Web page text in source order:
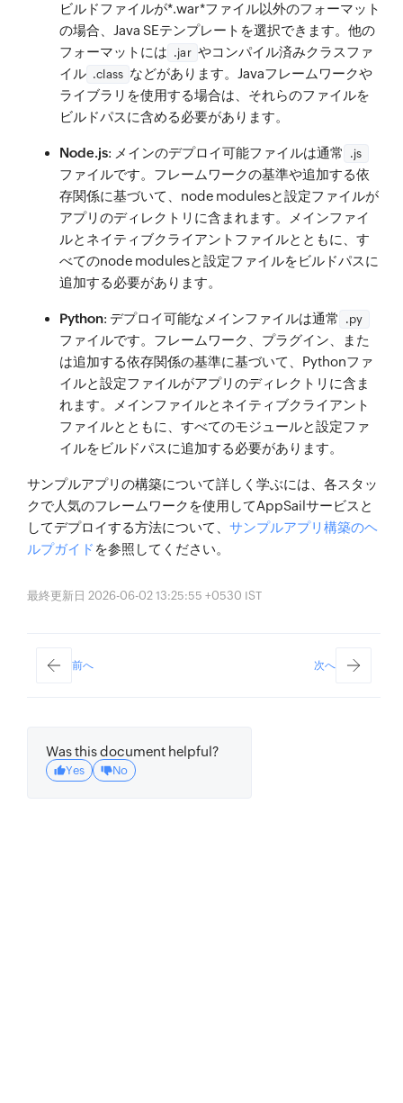
ビルドファイルが*.war*ファイル以外のフォーマット
の場合、Java SEテンプレートを選択できます。他の
フォーマットには .jar やコンパイル済みクラスファ
イル .class などがあります。Javaフレームワークや
ライブラリを使用する場合は、それらのファイルを
ビルドパスに含める必要があります。
Node.js: メインのデプロイ可能ファイルは通常 .js
ファイルです。フレームワークの基準や追加する依
存関係に基づいて、node modulesと設定ファイルが
アプリのディレクトリに含まれます。メインファイ
ルとネイティブクライアントファイルとともに、す
べてのnode modulesと設定ファイルをビルドパスに
追加する必要があります。
Python: デプロイ可能なメインファイルは通常 .py
ファイルです。フレームワーク、プラグイン、また
は追加する依存関係の基準に基づいて、Pythonファ
イルと設定ファイルがアプリのディレクトリに含ま
れます。メインファイルとネイティブクライアント
ファイルとともに、すべてのモジュールと設定ファ
イルをビルドパスに追加する必要があります。
サンプルアプリの構築について詳しく学ぶには、各スタッ
クで人気のフレームワークを使用してAppSailサービスと
してデプロイする方法について、 サンプルアプリ構築のヘ
ルプガイド を参照してください。
最終更新日 2026-06-02 13:25:55 +0530 IST
前へ 次へ
Was this document helpful?
Yes No